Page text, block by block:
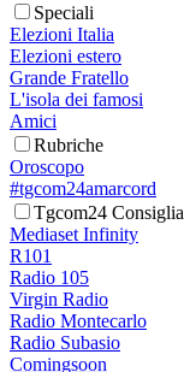
Speciali
Elezioni Italia
Elezioni estero
Grande Fratello
L'isola dei famosi
Amici
Rubriche
Oroscopo
#tgcom24amarcord
Tgcom24 Consiglia
Mediaset Infinity
R101
Radio 105
Virgin Radio
Radio Montecarlo
Radio Subasio
Comingsoon